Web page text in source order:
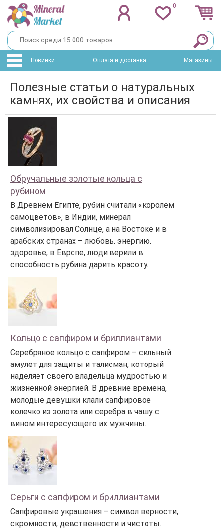
0
Новинки Оплата и доставка Магазины
Полезные статьи о натуральных
камнях, их свойства и описания
Обручальные золотые кольца с
рубином
В Древнем Египте, рубин считали «королем
самоцветов», в Индии, минерал
символизировал Солнце, а на Востоке и в
арабских странах – любовь, энергию,
здоровье, в Европе, люди верили в
способность рубина дарить красоту.
Кольцо с сапфиром и бриллиантами
Серебряное кольцо с сапфиром – сильный
амулет для защиты и талисман, который
наделяет своего владельца мудростью и
жизненной энергией. В древние времена,
молодые девушки клали сапфировое
колечко из золота или серебра в чашу с
вином интересующего их мужчины.
Серьги с сапфиром и бриллиантами
Сапфировые украшения – символ верности,
скромности, девственности и чистоты.